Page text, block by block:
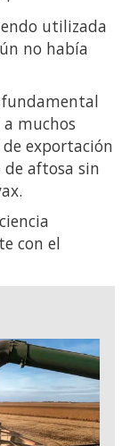
utilizada
no había
fundamental
muchos
exportación
aftosa sin
con el